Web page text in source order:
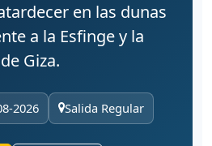
en las dunas
a la Esfinge y la
Giza.
2026 Salida Regular